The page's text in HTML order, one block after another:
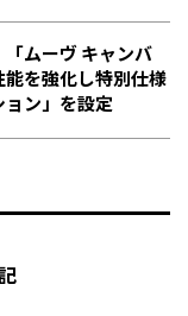
「ムーヴ キャンバ
を強化し特別仕様
ン」を設定